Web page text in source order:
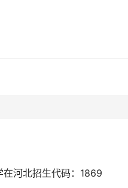
河北招生代码：1869